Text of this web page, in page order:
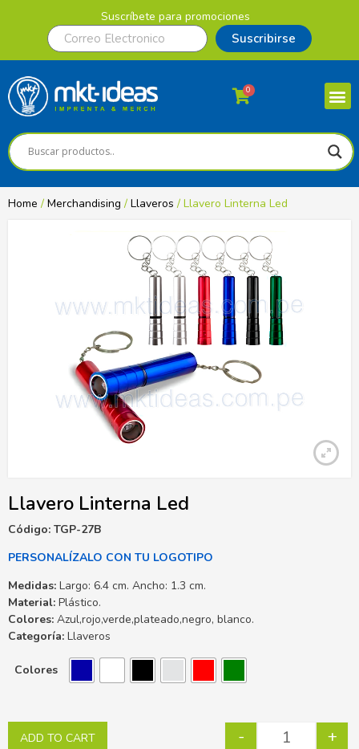
Suscríbete para promociones
Suscribirse
0
Home / Merchandising / Llaveros / Llavero Linterna Led
Llavero Linterna Led
Código: TGP-27B
PERSONALÍZALO CON TU LOGOTIPO
Medidas: Largo: 6.4 cm. Ancho: 1.3 cm.
Material: Plástico.
Colores: Azul,rojo,verde,plateado,negro, blanco.
Categoría: Llaveros
Colores
- +
ADD TO CART